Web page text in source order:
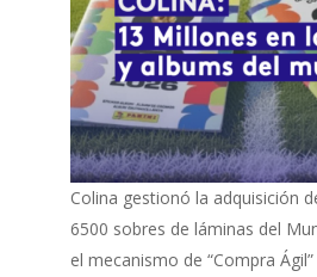
Colina gestionó la adquisición
6500 sobres de láminas del
el mecanismo de “Compra